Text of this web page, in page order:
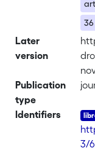
36
Later
version
Publication
type
Identifiers
3/